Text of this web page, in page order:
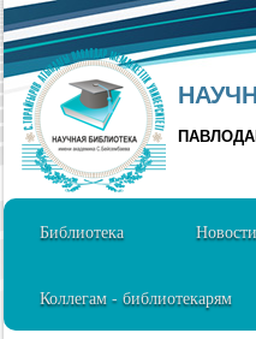
Библиотека Новости
Коллегам - библиотекарям